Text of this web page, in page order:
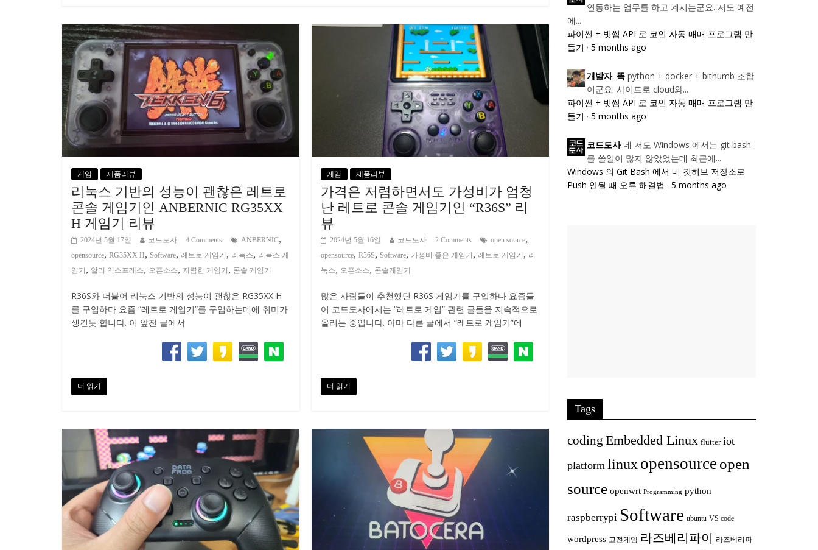
게임 제품리뷰
리눅스 기반의 성능이 괜찮은 레트로
콘솔 게임기인 ANBERNIC RG35XX
H 게임기 리뷰
2024년 5월 17일 코드도사 4 Comments ANBERNIC,
opensource, RG35XX H, Software, 레트로 게임기 , 리눅스, 리눅스 게
임기 , 알리 익스프레스, 오픈소스, 저렴한 게임기 , 콘솔 게임기
R36S와 더불어 리눅스 기반의 성능이 괜찮은 RG35XX H
를 구입하다 요즘 “레트로 게임기”를 구입하는데에 취미가
생긴듯 합니다. 이 앞전 글에서
더 읽기
게임 제품리뷰
가격은 저렴하면서도 가성비가 엄청
난 레트로 콘솔 게임기인 “R36S” 리
뷰
2024년 5월 16일 코드도사 2 Comments open source,
opensource,R36S, Software, 가성비 좋은 게임기 ,레트로 게임기 , 리
눅스, 오픈소스, 콘솔게임기
많은 사람들이 추천했던 R36S 게임기를 구입하다 요즘들
어 코드도사에서는 “레트로 게임” 관련 글들을 지속적으로
올리는 중입니다. 아마 다른 글에서 “레트로 게임기”에
더 읽기
연동하는 업무를 하고 계시는군요. 저도 예전
에...
파이썬 + 빗썸 API 로 코인 자동 매매 프로그램 만
들기 · 5 months ago
개발자_뜩 python + docker + bithumb 조합
이군요. 사이드로 cloud와...
파이썬 + 빗썸 API 로 코인 자동 매매 프로그램 만
들기 · 5 months ago
코드도사 네 저도 Windows 에서는 git bash
를 쓸일이 많지 않았었는데 최근에...
Windows 의 Git Bash 에서 내 깃허브 저장소로
Push 안될 때 오류 해결법 · 5 months ago
Tags
coding Embedded Linux flutter iot
platform linux opensource open
source openwrt Programming python
raspberrypi Software ubuntu VS code
wordpress 고전게임 라즈베리파이 라즈베리파